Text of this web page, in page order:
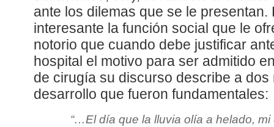
ante los dilemas que se le presentan.
interesante la función social que le
notorio que cuando debe justificar
hospital el motivo para ser admitido
de cirugía su discurso describe a dos
desarrollo que fueron fundamentales:
“…El día que la lluvia olía a helado, mi